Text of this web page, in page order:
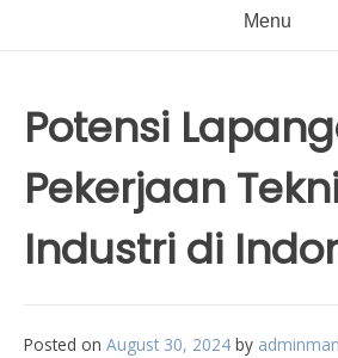
Menu
Potensi
Pekerjaan
Industri di
Posted on August 30, 2024 by adminman